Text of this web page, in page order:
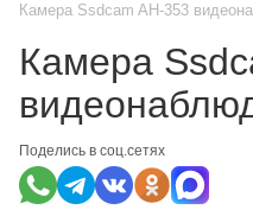
Камера Ssdcam AH-353
Поделись в соц.сетях
Камера